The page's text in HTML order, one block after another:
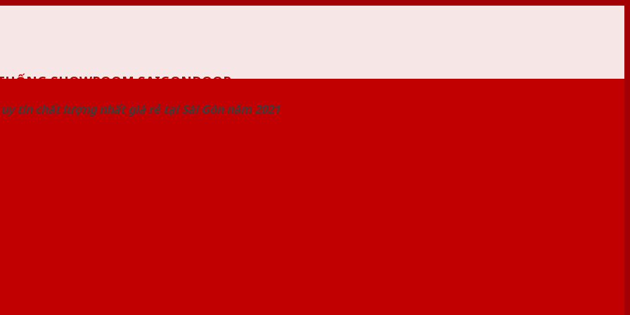
SHOWROOM SAIGONDOOR
tín chất lượng nhất giá rẻ tại Sài Gòn năm 2021